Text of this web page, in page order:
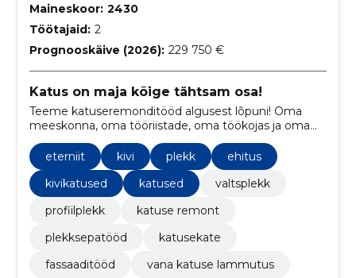
Maineskoor: 2430
Töötajaid: 2
Prognooskäive (2026): 229 750 €
Katus on maja kõige tähtsam osa!
Teeme katuseremonditööd algusest lõpuni! Oma
meeskonna, oma tööriistade, oma töökojas ja oma
eterniit
kivi plekk
ehitus
kivikatused
katused
valtsplekk
profiilplekk
katuse remont
plekksepatööd
katusekate
fassaaditööd
vana katuse lammutus